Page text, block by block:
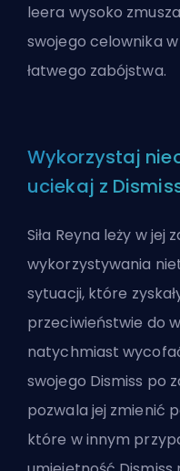
leera wysoko
swojego celownika
łatwego zabójstwa.
Wykorzystaj
uciekaj z
Siła Reyna leży w jej
wykorzystywania
sytuacji, które
przeciwieństwie do
natychmiast
swojego Dismiss po
pozwala jej zmienić
które w innym